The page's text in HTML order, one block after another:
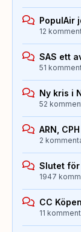
PopulAir
12
SAS ett
51
Ny kris i
52
ARN,
2
Slutet för
1947
CC
11